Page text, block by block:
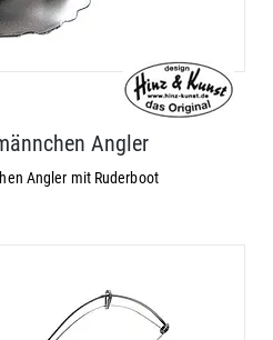
Angler
Angler mit Ruderboot